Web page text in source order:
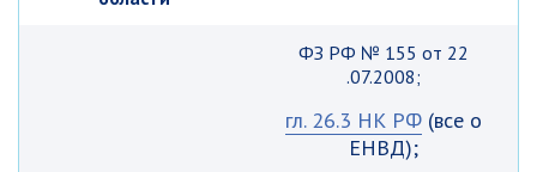
ФЗ РФ № 155 от 22
.07.2008;
гл. 26.3 НК РФ(все о
ЕНВД);